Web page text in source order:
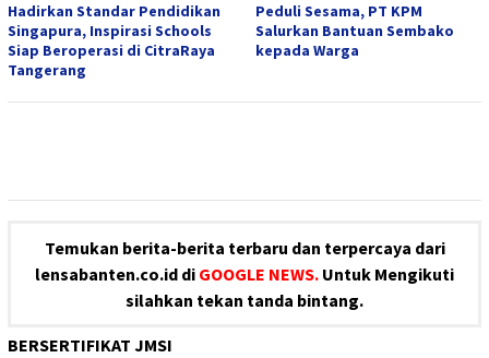
Hadirkan Standar Pendidikan
Singapura, Inspirasi Schools
Siap Beroperasi di CitraRaya
Tangerang
Peduli Sesama, PT KPM
Salurkan Bantuan Sembako
kepada Warga
Temukan berita-berita terbaru dan terpercaya dari
lensabanten.co.id di GOOGLE NEWS. Untuk Mengikuti
silahkan tekan tanda bintang.
BERSERTIFIKAT JMSI